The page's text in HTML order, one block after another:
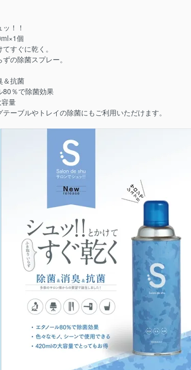
！！
個
すぐに乾く。
の除菌スプレー。
抗菌
％で除菌効果
量
テーブルやトレイの除菌にもご利用いただけます。